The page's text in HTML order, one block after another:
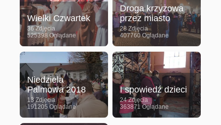
Wielki Czwartek
36 Zdjęcia
525398 Oglądane
Droga krzyżowa
przez miasto
28 Zdjęcia
407760 Oglądane
Niedziela
Palmowa 2018
13 Zdjęcia
191205 Oglądane
I spowiedź dzieci
24 Zdjęcia
363871 Oglądane